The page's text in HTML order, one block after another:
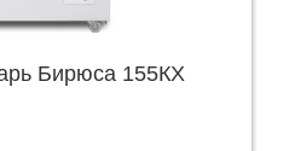
Бирюса 155КХ